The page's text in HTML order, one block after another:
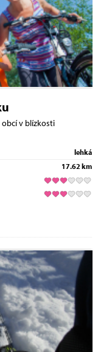
v blízkosti
lehká
17.62 km